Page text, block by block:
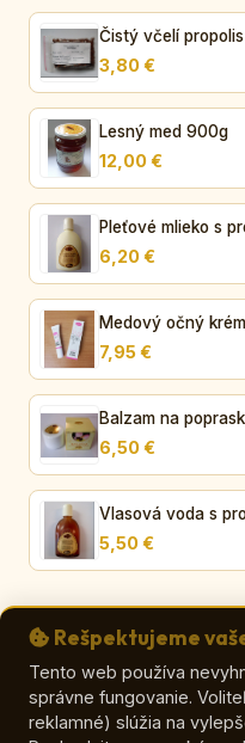
Čistý včelí propolis
3,80 €
Lesný med 900g
12,00 €
Pleťové mlieko s
6,20 €
Medový očný krém
7,95 €
Balzam na
6,50 €
Vlasová voda s
5,50 €
© VČELA – Viera Orličková
E-shop|Kontakt|
Rešpektujeme
Tento web používa
správne fungovanie.
reklamné) slúžia na